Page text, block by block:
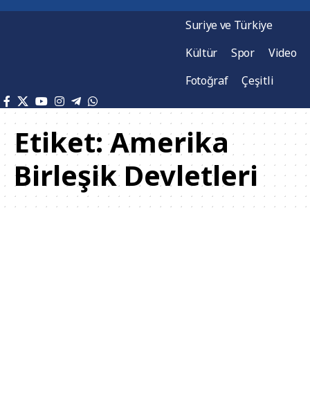
Suriye ve Türkiye
Kültür
Spor
Video
Fotoğraf
Çeşitli
Etiket:Amerika
Birleşik Devletleri